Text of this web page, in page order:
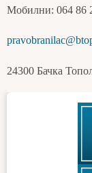
Мобилни: 064 86
24300 Бачка